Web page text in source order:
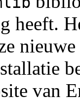
heeft.
van